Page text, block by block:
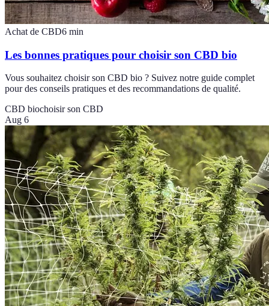
Achat de CBD6 min
Les bonnes pratiques pour choisir son CBD bio
Vous souhaitez choisir son CBD bio ? Suivez notre guide complet
pour des conseils pratiques et des recommandations de qualité.
CBD biochoisir son CBD
Aug 6